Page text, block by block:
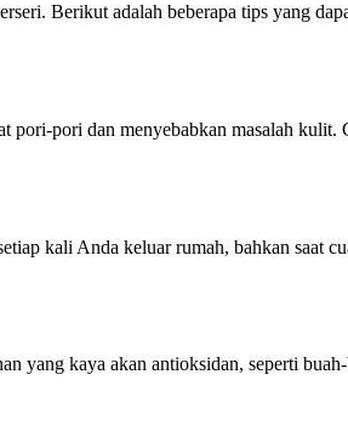
Berikut adalah beberapa tips yang
pori-pori dan menyebabkan masalah kulit.
kali Anda keluar rumah, bahkan saat
yang kaya akan antioksidan, seperti